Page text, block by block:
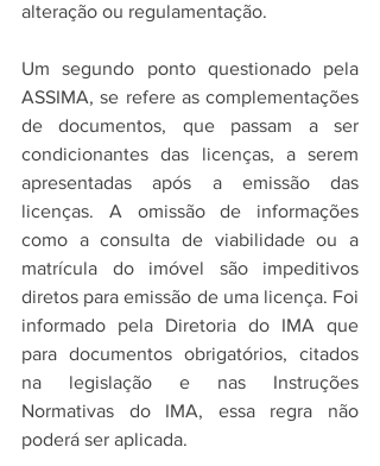
alteração ou regulamentação.
Um segundo ponto questionado pela
ASSIMA, se refere as complementações
de documentos, que passam a ser
condicionantes das licenças, a serem
apresentadas após a emissão das
licenças. A omissão de informações
como a consulta de viabilidade ou a
matrícula do imóvel são impeditivos
diretos para emissão de uma licença. Foi
informado pela Diretoria do IMA que
para documentos obrigatórios, citados
na legislação e nas Instruções
Normativas do IMA, essa regra não
poderá ser aplicada.